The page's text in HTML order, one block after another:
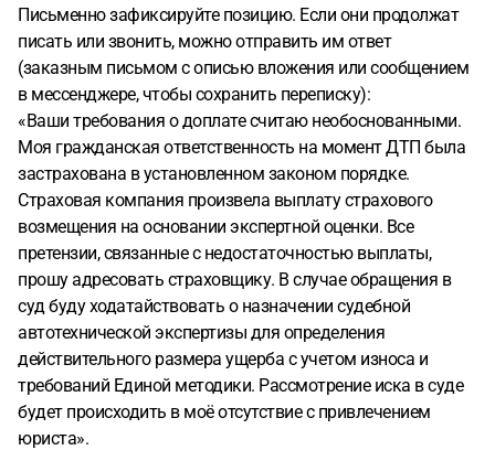
Письменно зафиксируйте позицию. Если они продолжат
писать или звонить, можно отправить им ответ
(заказным письмом с описью вложения или сообщением
в мессенджере, чтобы сохранить переписку):
«Ваши требования о доплате считаю необоснованными.
Моя гражданская ответственность на момент ДТП была
застрахована в установленном законом порядке.
Страховая компания произвела выплату страхового
возмещения на основании экспертной оценки. Все
претензии, связанные с недостаточностью выплаты,
прошу адресовать страховщику. В случае обращения в
суд буду ходатайствовать о назначении судебной
автотехнической экспертизы для определения
действительного размера ущерба с учетом износа и
требований Единой методики. Рассмотрение иска в суде
будет происходить в моё отсутствие с привлечением
юриста».